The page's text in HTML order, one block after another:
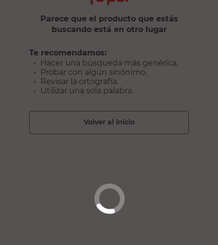
Parece que el producto que estás
buscando está en otro lugar
Te recomendamos:
Hacer una búsqueda más genérica.
Probar con algún sinónimo.
Revisar la ortografía.
Utilizar una sola palabra.
volver al inicio